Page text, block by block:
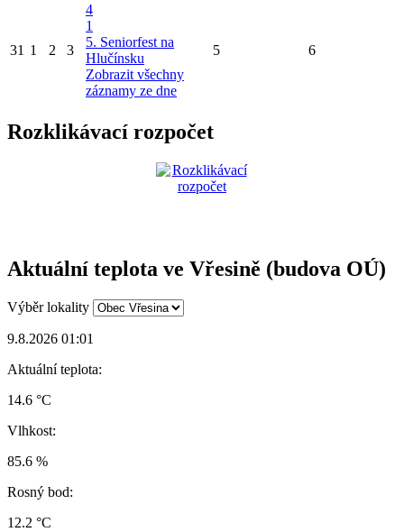
31 1 2 3
4
1
5. Seniorfest na
Hlučínsku
Zobrazit všechny
záznamy ze dne
5 6
Rozklikávací rozpočet
Aktuální teplota ve Vřesině (budova OÚ)
Výběr lokality
9.8.2026 01:01
Aktuální teplota:
14.6 °C
Vlhkost:
85.6 %
Rosný bod:
12.2 °C